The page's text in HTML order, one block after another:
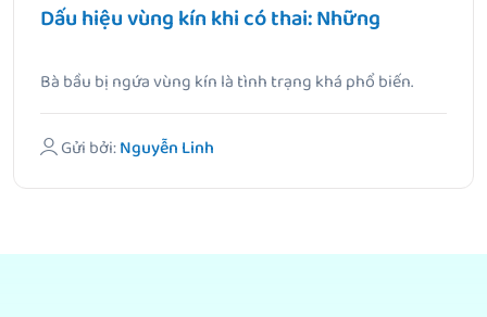
Dấu hiệu vùng kín khi có thai: Những
Bà bầu bị ngứa vùng kín là tình trạng khá phổ biến.
Gửi bởi:Nguyễn Linh